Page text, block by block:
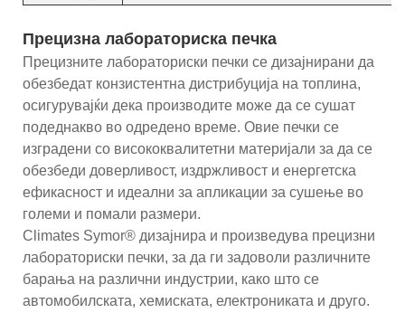
Прецизна лабораториска печка
Прецизните лабораториски печки се дизајнирани да
обезбедат конзистентна дистрибуција на топлина,
осигурувајќи дека производите може да се сушат
подеднакво во одредено време. Овие печки се
изградени со висококвалитетни материјали за да се
обезбеди доверливост, издржливост и енергетска
ефикасност и идеални за апликации за сушење во
големи и помали размери.
Climates Symor® дизајнира и произведува прецизни
лабораториски печки, за да ги задоволи различните
барања на различни индустрии, како што се
автомобилската, хемиската, електрониката и друго.